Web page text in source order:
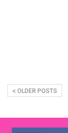
OLDER POSTS